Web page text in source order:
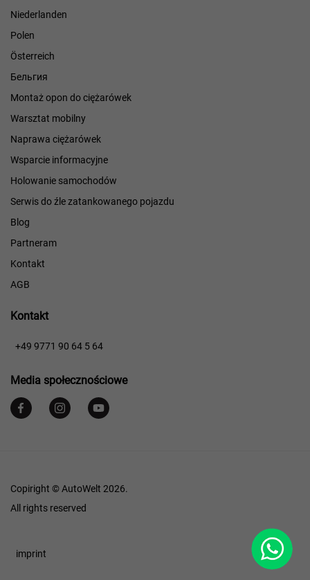
Niederlanden
Polen
Österreich
Бельгия
Montaż opon do ciężarówek
Warsztat mobilny
Naprawa ciężarówek
Wsparcie informacyjne
Holowanie samochodów
Serwis do źle zatankowanego pojazdu
Blog
Partneram
Kontakt
AGB
Kontakt
+49 9771 90 64 5 64
Media społecznościowe
Copiright © AutoWelt 2026.
All rights reserved
WhatsApp
Footer
imprint